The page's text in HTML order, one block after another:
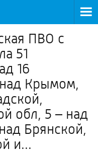
ПВО с
51
16
Крымом,
обл, 5 – над
Брянской,
и...